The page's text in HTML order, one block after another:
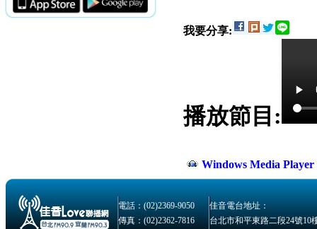
我要分享:
播放節目:
Windows Media
電話：(02)2369-9050
佳音電台地址：
傳真：(02)2362-7816
台北市和平東路二段24號10